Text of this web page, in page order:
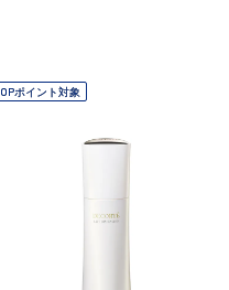
OPポイント対象